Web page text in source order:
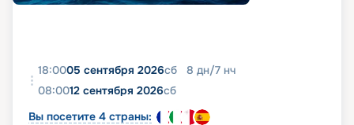
18:0005 сентября 2026сб 8 дн/7 нч
08:0012 сентября 2026сб
Вы посетите 4 страны: